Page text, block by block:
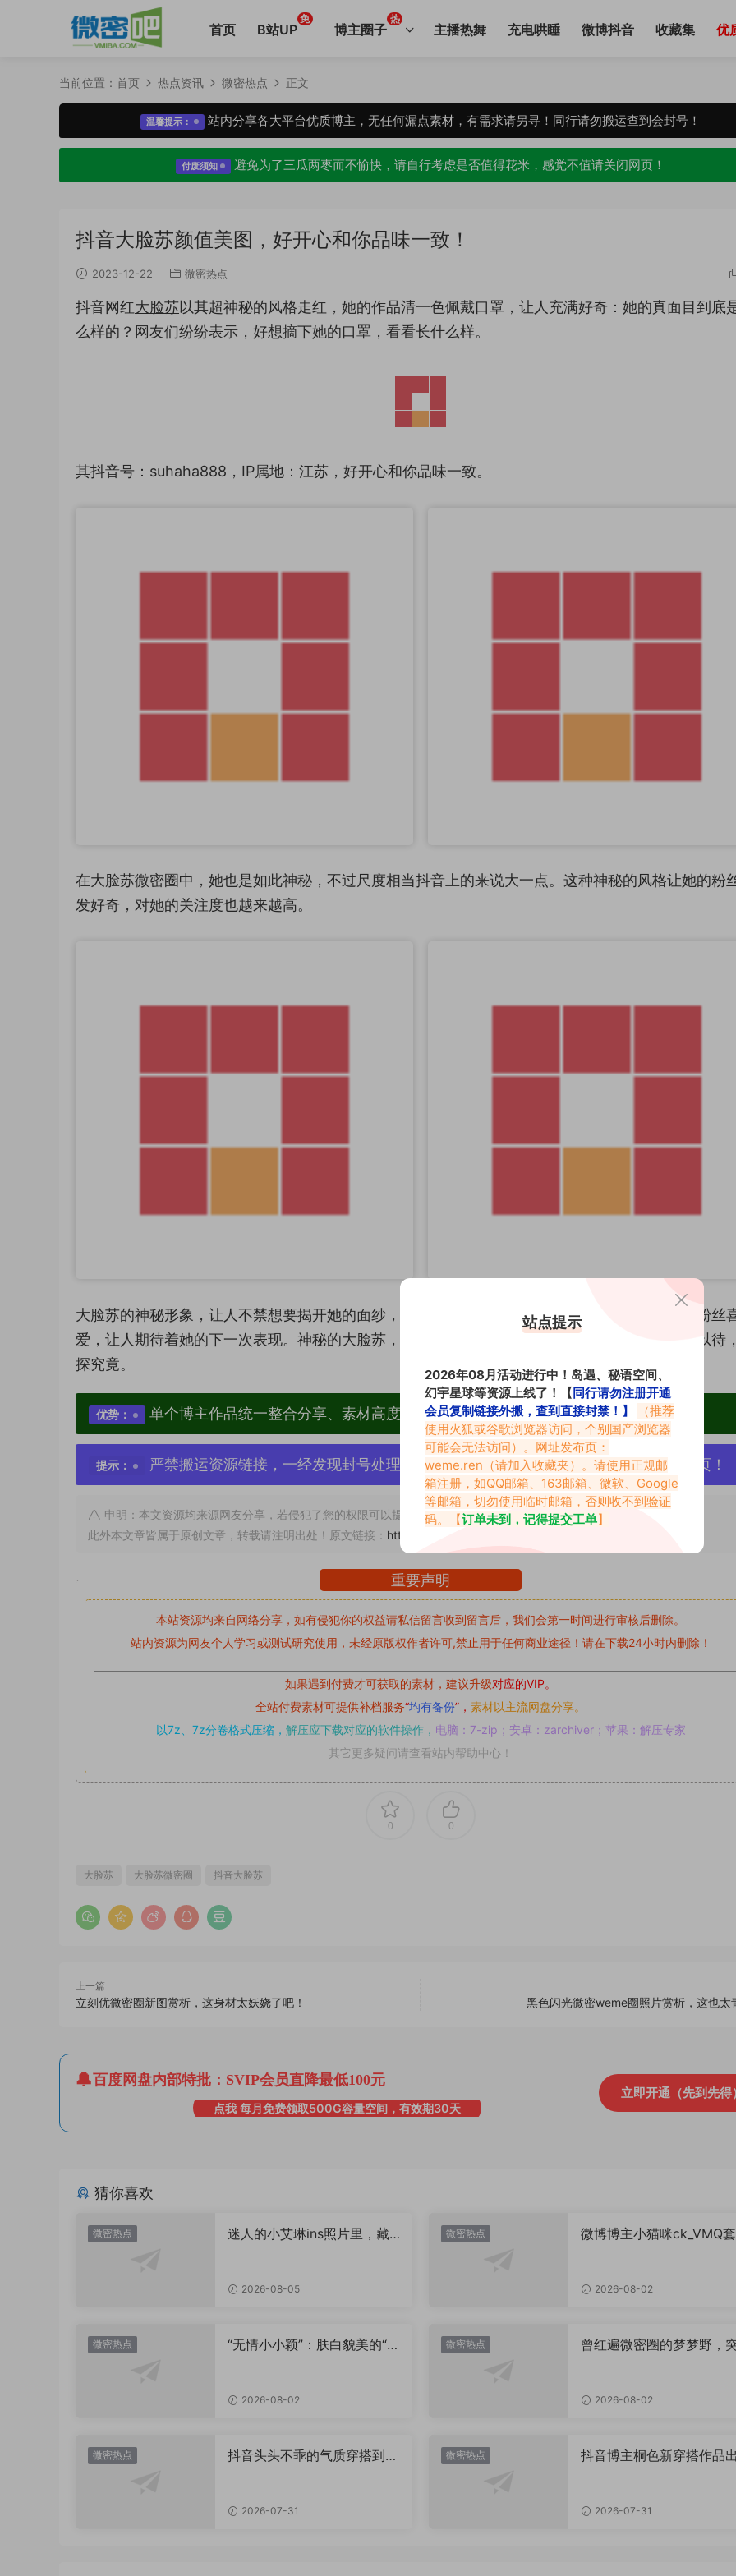
首页 B站UP
免
博主圈子
热
主播热舞 充电哄睡 微博抖音 收藏集 优
当前位置： 首页 热点资讯 微密热点 正文
温馨提示： 站内分享各大平台优质博主，无任何漏点素材，有需求请另寻！同行请勿搬运查到会封号！
付废须知 避免为了三瓜两枣而不愉快，请自行考虑是否值得花米，感觉不值请关闭网页！
抖音大脸苏颜值美图，好开心和你品味一致！
2023-12-22 微密热点
抖音网红大脸苏以其超神秘的风格走红，她的作品清一色佩戴口罩，让人充满好奇：她的真面目到底
么样的？网友们纷纷表示，好想摘下她的口罩，看看长什么样。
其抖音号：suhaha888，IP属地：江苏，好开心和你品味一致。
在大脸苏微密圈中，她也是如此神秘，不过尺度相当抖音上的来说大一点。这种神秘的风格让她的粉
发好奇，对她的关注度也越来越高。
大脸苏的神秘形象，让人不禁想要揭开她的面纱，探寻她的真实面貌。她的作品风格独特，深受粉丝
爱，让人期待着她的下一次表现。神秘的大脸苏，口罩下的真面目到底是什么样的？让我们拭目以待
探究竟。
优势： 单个博主作品统一整合分享、素材高度去重复、逐一归档方便收藏！
提示： 严禁搬运资源链接，一经发现封号处理，素材资源无露点、需求请绕道，关闭本站网页！
申明：本文资源均来源网友分享，若侵犯了您的权限可以提交工单处理。
此外本文章皆属于原创文章，转载请注明出处！原文链接： https://www.abcjyw.com/5885.html
重要声明
本站资源均来自网络分享，如有侵犯你的权益请私信留言收到留言后，我们会第一时间进行审核后删除。
站内资源为网友个人学习或测试研究使用，未经原版权作者许可,禁止用于任何商业途径！请在下载24小时内删除！
如果遇到付费才可获取的素材，建议升级对应的VIP。
全站付费素材可提供补档服务“均有备份”， 素材以主流网盘分享。
以7z、7z分卷格式压缩， 解压应下载对应的软件操作， 电脑：7-zip；安卓：zarchiver；苹果：解压专家
其它更多疑问请查看站内帮助中心！
0 0
大脸苏 大脸苏微密圈 抖音大脸苏
上一篇
立刻优微密圈新图赏析，这身材太妖娆了吧！ 黑色闪光微密weme圈照片赏析，这也太
百度网盘内部特批：SVIP会员直降最低100元
点我 每月免费领取500G容量空间，有效期30天
立即开通（先到先得
猜你喜欢
微密热点
迷人的小艾琳ins照片里，藏
2026-08-05
微密热点
微博博主小猫咪ck_VMQ套
2026-08-02
微密热点
“无情小小颖”：肤白貌美的“卡
2026-08-02
微密热点
曾红遍微密圈的梦梦野，
2026-08-02
微密热点
抖音头头不乖的气质穿搭到底
2026-07-31
微密热点
抖音博主桐色新穿搭作品
2026-07-31
站点提示
2026年08月活动进行中！岛遇、秘语空间、
幻宇星球等资源上线了！【同行请勿注册开通
会员复制链接外搬，查到直接封禁！】
（推荐
使用火狐或谷歌浏览器访问，个别国产浏览器
可能会无法访问）。网址发布页：
weme.ren （请加入收藏夹）。请使用正规邮
箱注册，如QQ邮箱、163邮箱、微软、Google
等邮箱，切勿使用临时邮箱，否则收不到验证
码。【订单未到，记得提交工单】